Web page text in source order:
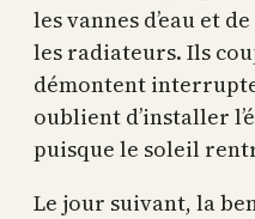
les vannes d’eau et
les radiateurs. Ils
démontent
oublient d’installer
puisque le soleil
Le jour suivant, la